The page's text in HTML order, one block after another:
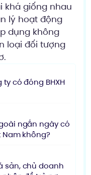
khá giống nhau
lý hoạt động
dụng không
loại đối tượng
có đóng BHXH
ngắn ngày có
Nam không?
sản, chủ doanh